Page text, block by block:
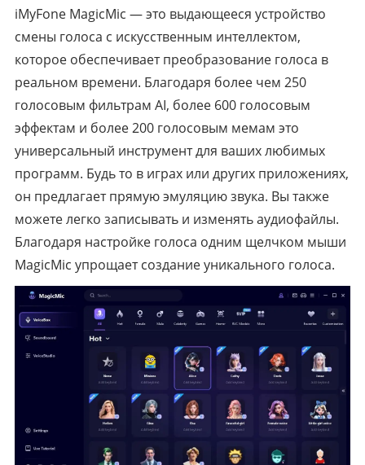
iMyFone MagicMic — это выдающееся устройство
смены голоса с искусственным интеллектом,
которое обеспечивает преобразование голоса в
реальном времени. Благодаря более чем 250
голосовым фильтрам AI, более 600 голосовым
эффектам и более 200 голосовым мемам это
универсальный инструмент для ваших любимых
программ. Будь то в играх или других приложениях,
он предлагает прямую эмуляцию звука. Вы также
можете легко записывать и изменять аудиофайлы.
Благодаря настройке голоса одним щелчком мыши
MagicMic упрощает создание уникального голоса.